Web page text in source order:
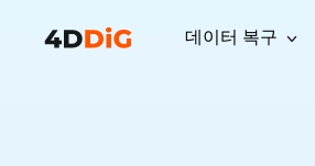
데이터 복구